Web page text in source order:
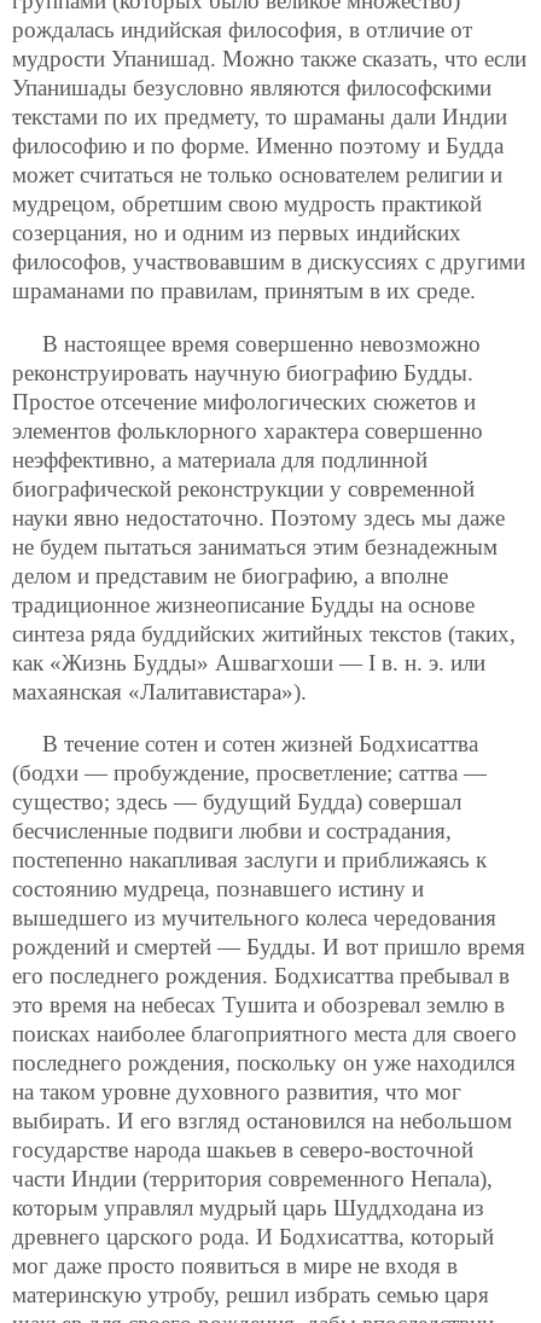
рождалась индийская философия, в отличие от
мудрости Упанишад. Можно также сказать, что если
Упанишады безусловно являются философскими
текстами по их предмету, то шраманы дали Индии
философию и по форме. Именно поэтому и Будда
может считаться не только основателем религии и
мудрецом, обретшим свою мудрость практикой
созерцания, но и одним из первых индийских
философов, участвовавшим в дискуссиях с другими
шраманами по правилам, принятым в их среде.
В настоящее время совершенно невозможно
реконструировать научную биографию Будды.
Простое отсечение мифологических сюжетов и
элементов фольклорного характера совершенно
неэффективно, а материала для подлинной
биографической реконструкции у современной
науки явно недостаточно. Поэтому здесь мы даже
не будем пытаться заниматься этим безнадежным
делом и представим не биографию, а вполне
традиционное жизнеописание Будды на основе
синтеза ряда буддийских житийных текстов (таких,
как «Жизнь Будды» Ашвагхоши — I в. н. э. или
махаянская «Лалитавистара»).
В течение сотен и сотен жизней Бодхисаттва
(бодхи — пробуждение, просветление; саттва —
существо; здесь — будущий Будда) совершал
бесчисленные подвиги любви и сострадания,
постепенно накапливая заслуги и приближаясь к
состоянию мудреца, познавшего истину и
вышедшего из мучительного колеса чередования
рождений и смертей — Будды. И вот пришло время
его последнего рождения. Бодхисаттва пребывал в
это время на небесах Тушита и обозревал землю в
поисках наиболее благоприятного места для своего
последнего рождения, поскольку он уже находился
на таком уровне духовного развития, что мог
выбирать. И его взгляд остановился на небольшом
государстве народа шакьев в северо-восточной
части Индии (территория современного Непала),
которым управлял мудрый царь Шуддходана из
древнего царского рода. И Бодхисаттва, который
мог даже просто появиться в мире не входя в
материнскую утробу, решил избрать семью царя